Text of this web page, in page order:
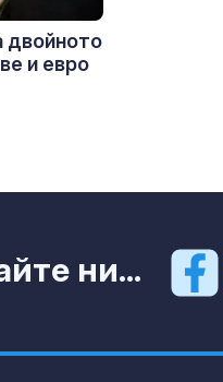
двойното
и евро
ни...